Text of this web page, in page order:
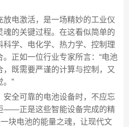
放电激活，是一场精妙的工业仪
魂的关键过程。在这看似简单的
科学、电化学、热力学、控制理
正如一位行业专家所言：“电池
既需要严谨的计算与控制，又
。”
安全可靠的电池设备时，不应忘
——正是这些智能设备完成的精
块电池的能量之魂，让现代文